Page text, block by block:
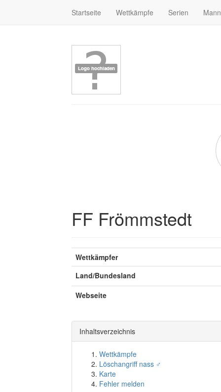
Startseite Wettkämpfe Serien
FF Frömmstedt
Wettkämpfer
Land/Bundesland
Webseite
Inhaltsverzeichnis
Wettkämpfe
Löschangriff nass ♂
Karte
Fehler melden